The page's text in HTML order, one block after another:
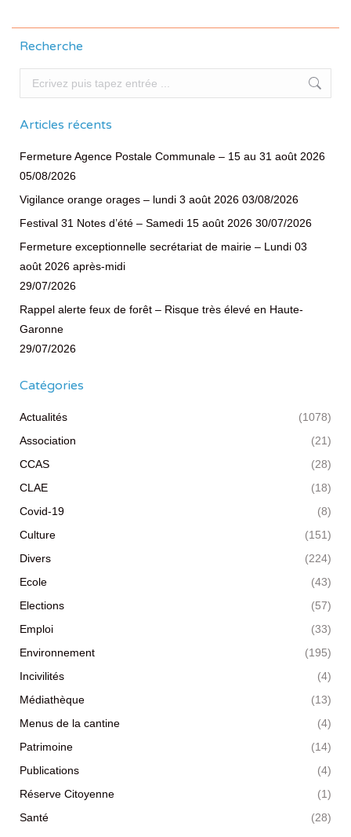
Recherche
Recherche
Articles récents
Fermeture Agence Postale Communale – 15 au 31 août 2026
05/08/2026
Vigilance orange orages – lundi 3 août 2026 03/08/2026
Festival 31 Notes d’été – Samedi 15 août 2026 30/07/2026
Fermeture exceptionnelle secrétariat de mairie – Lundi 03
août 2026 après-midi
29/07/2026
Rappel alerte feux de forêt – Risque très élevé en Haute-
Garonne
29/07/2026
Catégories
Actualités
(1078)
Association
(21)
CCAS
(28)
CLAE
(18)
Covid-19
(8)
Culture
(151)
Divers
(224)
Ecole
(43)
Elections
(57)
Emploi
(33)
Environnement
(195)
Incivilités
(4)
Médiathèque
(13)
Menus de la cantine
(4)
Patrimoine
(14)
Publications
(4)
Réserve Citoyenne
(1)
Santé
(28)